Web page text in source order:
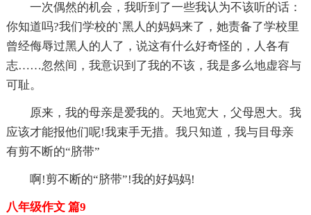
一次偶然的机会，我听到了一些我认为不该听的话：
你知道吗?我们学校的`黑人的妈妈来了，她责备了学校里
曾经侮辱过黑人的人了，说这有什么好奇怪的，人各有
志……忽然间，我意识到了我的不该，我是多么地虚容与
可耻。
原来，我的母亲是爱我的。天地宽大，父母恩大。我
应该才能报他们呢!我束手无措。我只知道，我与目母亲
有剪不断的“脐带”
啊!剪不断的“脐带”!我的好妈妈!
八年级作文 篇9